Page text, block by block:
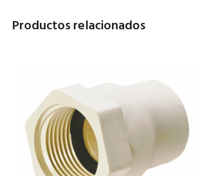
Productos relacionados